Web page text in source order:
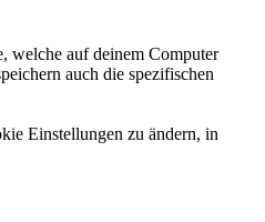
welche auf deinem Computer
auch die spezifischen
Einstellungen zu ändern, in